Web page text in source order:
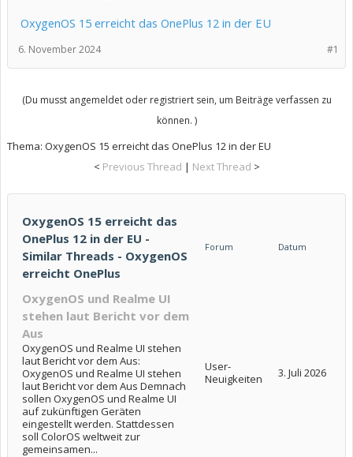
OxygenOS 15 erreicht das OnePlus 12 in der EU
#1
6. November 2024
(Du musst angemeldet oder registriert sein, um Beiträge verfassen zu
können. )
Thema: OxygenOS 15 erreicht das OnePlus 12 in der EU
< Previous Thread | Next Thread >
OxygenOS 15 erreicht das
OnePlus 12 in der EU -
Similar Threads - OxygenOS
erreicht OnePlus
Forum Datum
OxygenOS und Realme UI
stehen laut Bericht vor dem
Aus
OxygenOS und Realme UI stehen
laut Bericht vor dem Aus:
OxygenOS und Realme UI stehen
laut Bericht vor dem Aus Demnach
sollen OxygenOS und Realme UI
auf zukünftigen Geräten
eingestellt werden. Stattdessen
soll ColorOS weltweit zur
gemeinsamen...
User-
Neuigkeiten
3. Juli 2026